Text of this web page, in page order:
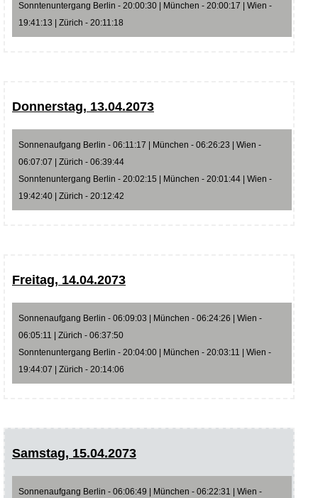
Sonntenuntergang Berlin - 20:00:30 | München - 20:00:17 | Wien -
19:41:13 | Zürich - 20:11:18
Donnerstag, 13.04.2073
Sonnenaufgang Berlin - 06:11:17 | München - 06:26:23 | Wien -
06:07:07 | Zürich - 06:39:44
Sonntenuntergang Berlin - 20:02:15 | München - 20:01:44 | Wien -
19:42:40 | Zürich - 20:12:42
Freitag, 14.04.2073
Sonnenaufgang Berlin - 06:09:03 | München - 06:24:26 | Wien -
06:05:11 | Zürich - 06:37:50
Sonntenuntergang Berlin - 20:04:00 | München - 20:03:11 | Wien -
19:44:07 | Zürich - 20:14:06
Samstag, 15.04.2073
Sonnenaufgang Berlin - 06:06:49 | München - 06:22:31 | Wien -